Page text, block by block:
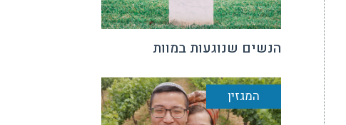
הנשים שנוגעות במוות
המגזין